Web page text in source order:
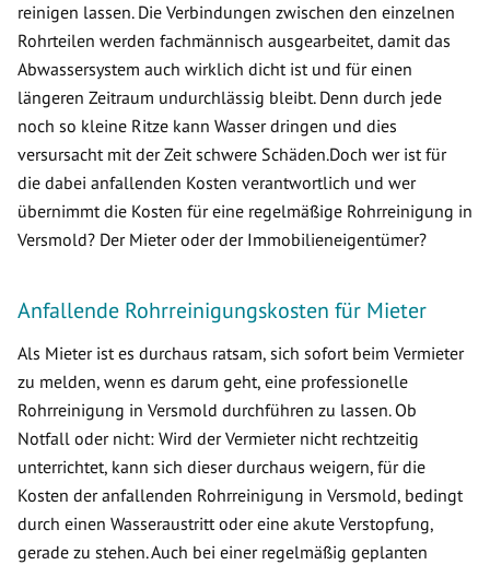
reinigen lassen. Die Verbindungen zwischen den einzelnen
Rohrteilen werden fachmännisch ausgearbeitet, damit das
Abwassersystem auch wirklich dicht ist und für einen
längeren Zeitraum undurchlässig bleibt. Denn durch jede
noch so kleine Ritze kann Wasser dringen und dies
versursacht mit der Zeit schwere Schäden.Doch wer ist für
die dabei anfallenden Kosten verantwortlich und wer
übernimmt die Kosten für eine regelmäßige Rohrreinigung in
Versmold? Der Mieter oder der Immobilieneigentümer?
Anfallende Rohrreinigungskosten für Mieter
Als Mieter ist es durchaus ratsam, sich sofort beim Vermieter
zu melden, wenn es darum geht, eine professionelle
Rohrreinigung in Versmold durchführen zu lassen. Ob
Notfall oder nicht: Wird der Vermieter nicht rechtzeitig
unterrichtet, kann sich dieser durchaus weigern, für die
Kosten der anfallenden Rohrreinigung in Versmold, bedingt
durch einen Wasseraustritt oder eine akute Verstopfung,
gerade zu stehen. Auch bei einer regelmäßig geplanten